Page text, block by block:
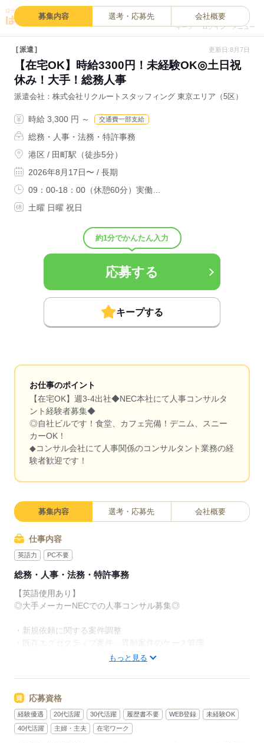
キープ ログイン メニュー
募集内容 選考・応募先 会社概要
派遣 更新日:8月7日
【在宅OK】時給3300円！未経験OK◎土日祝
休み！大手！総務人事
派遣会社 株式会社リクルートスタッフィング 東京エリア（5区）
時給 3,300 円 ～ 交通費一部支給
総務・人事・法務・特許事務
港区 / 田町駅（徒歩5分）
2026年8月17日〜 / 長期
09：00-18：00（休憩60分）実働…
土曜 日曜 祝日
約1分でかんたん入力
応募する
キープする
お仕事のポイント
【在宅OK】週3-4出社◆NEC本社にて人事コンサルタ
ント経験者募集◆
◎自社ビルです！食堂、カフェ完備！デニム、スニー
カーOK！
◆コンサル会社にて人事関係のコンサルタント業務の経
験者歓迎です！
募集内容 選考・応募先 会社概要
仕事内容
英語力 PC不要
総務・人事・法務・特許事務
【英語使用あり】
◎大手メーカーNECでの人事コンサル募集◎
・新規依頼に関する案件調整
・グローバルモビリティテクノロジー導入の支援
との連携
※スイス在住の方が業務上の上司となります
▼こちらのお仕事以外にも...▼
もっと見る
応募資格
経験優遇 20代活躍 30代活躍 履歴書不要 WEB登録
未経験OK
40代活躍
主婦・主夫 在宅ワーク